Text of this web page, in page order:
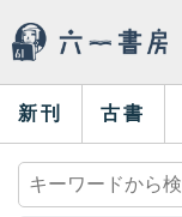
新刊 古書